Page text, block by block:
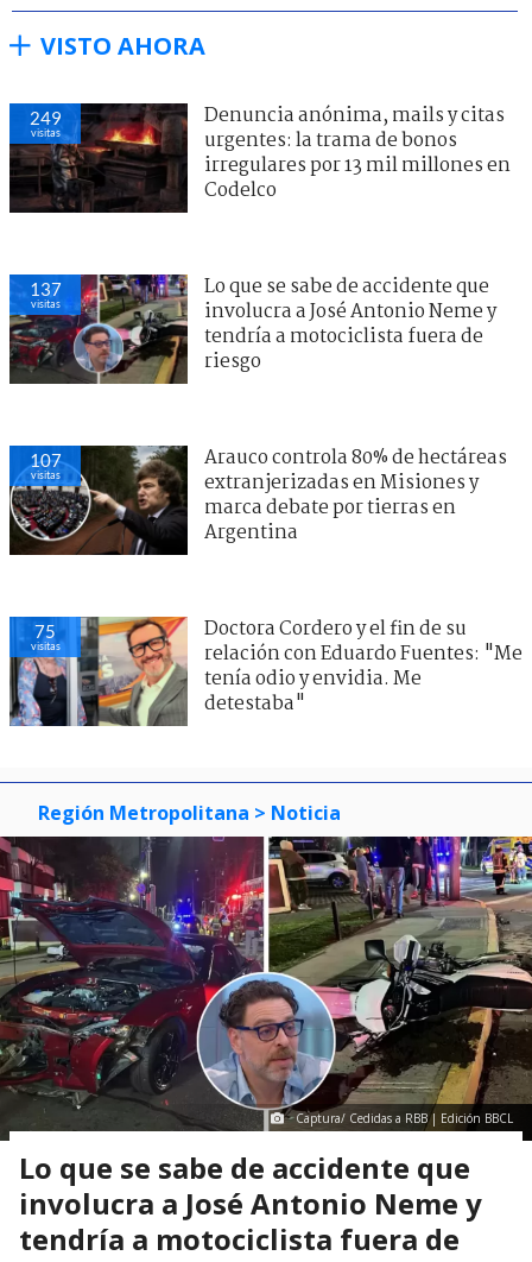
VISTO AHORA
249
visitas
Denuncia anónima, mails y citas
urgentes: la trama de bonos
irregulares por 13 mil millones en
Codelco
137
visitas
Lo que se sabe de accidente que
involucra a José Antonio Neme y
tendría a motociclista fuera de
riesgo
107
visitas
Arauco controla 80% de hectáreas
extranjerizadas en Misiones y
marca debate por tierras en
Argentina
75
visitas
Doctora Cordero y el fin de su
relación con Eduardo Fuentes: "Me
tenía odio y envidia. Me
detestaba"
Región Metropolitana > Noticia
Captura/ Cedidas a RBB | Edición BBCL
Lo que se sabe de accidente que
involucra a José Antonio Neme y
tendría a motociclista fuera de